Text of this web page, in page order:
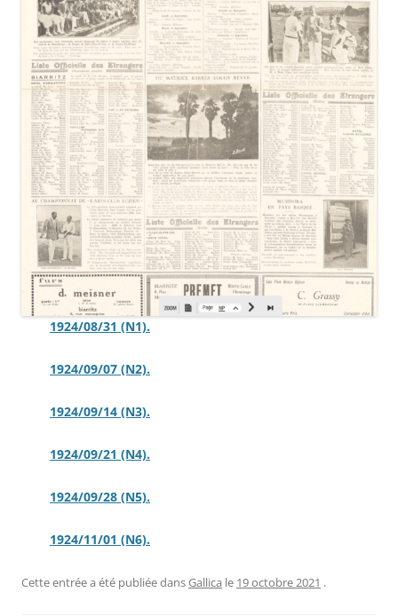
1924/08/31 (N1).
1924/09/07 (N2).
1924/09/14 (N3).
1924/09/21 (N4).
1924/09/28 (N5).
1924/11/01 (N6).
Cette entrée a été publiée dansGallica le 19 octobre 2021 .